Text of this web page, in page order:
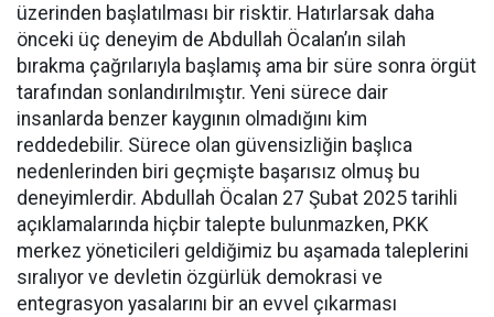
üzerinden başlatılması bir risktir. Hatırlarsak daha
önceki üç deneyim de Abdullah Öcalan’ın silah
bırakma çağrılarıyla başlamış ama bir süre sonra örgüt
tarafından sonlandırılmıştır. Yeni sürece dair
insanlarda benzer kaygının olmadığını kim
reddedebilir. Sürece olan güvensizliğin başlıca
nedenlerinden biri geçmişte başarısız olmuş bu
deneyimlerdir. Abdullah Öcalan 27 Şubat 2025 tarihli
açıklamalarında hiçbir talepte bulunmazken, PKK
merkez yöneticileri geldiğimiz bu aşamada taleplerini
sıralıyor ve devletin özgürlük demokrasi ve
entegrasyon yasalarını bir an evvel çıkarması